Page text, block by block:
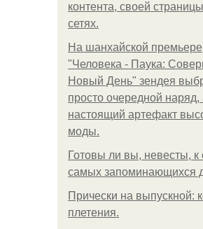
контента, своей
сетях.
На шанхайской премьере
"Человека - Паука:
Новый День" зендея
просто очередной наряд,
настоящий артефакт
моды.
Готовы ли вы, невесты, к
самых запоминающихся
Прически на выпускной:
плетения.